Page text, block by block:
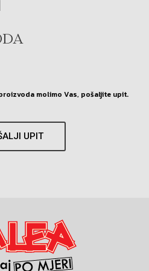
molimo Vas, pošaljite upit.
UPIT